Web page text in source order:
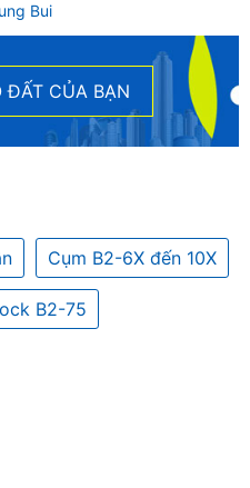
Bui
ĐẤT CỦA BẠN
Cụm B2-6X đến 10X
B2-75